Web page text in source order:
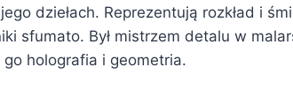
dziełach. Reprezentują rozkład i
sfumato. Był mistrzem detalu w
go holografia i geometria.